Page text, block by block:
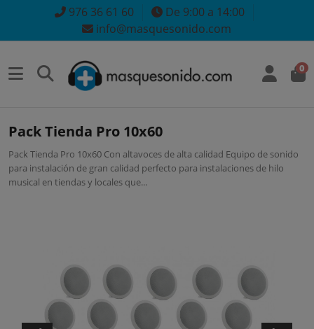
976 36 61 60
De 9:00 a 14:00
info@masquesonido.com
0
Pack Tienda Pro 10x60
Pack Tienda Pro 10x60 Con altavoces de alta calidad Equipo de sonido
para instalación de gran calidad perfecto para instalaciones de hilo
musical en tiendas y locales que...